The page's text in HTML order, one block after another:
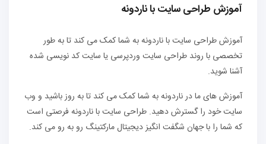
آموزش طراحی سایت با ناردونه
آموزش طراحی سایت با ناردونه به شما کمک می کند تا به طور
تخصصی با روند طراحی سایت وردپرسی یا سایت کد نویسی شده
آشنا شوید.
آموزش های ما در ناردونه به شما کمک می کند تا به روز باشید و وب
سایت خود را گسترش دهید. طراحی سایت با ناردونه فرصتی است
که شما را با جهان شگفت انگیز دیجیتال مارکتینگ رو به رو می کند.